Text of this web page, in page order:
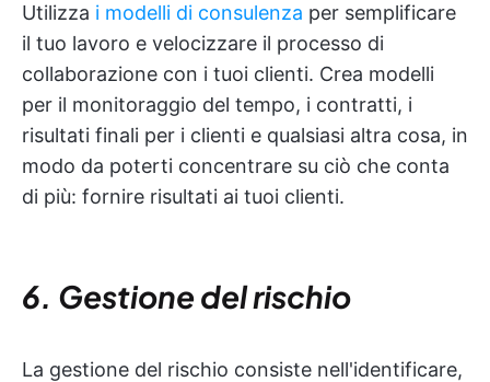
Utilizza i modelli di consulenza per semplificare
il tuo lavoro e velocizzare il processo di
collaborazione con i tuoi clienti. Crea modelli
per il monitoraggio del tempo, i contratti, i
risultati finali per i clienti e qualsiasi altra cosa, in
modo da poterti concentrare su ciò che conta
di più: fornire risultati ai tuoi clienti.
6. Gestione del rischio
La gestione del rischio consiste nell'identificare,